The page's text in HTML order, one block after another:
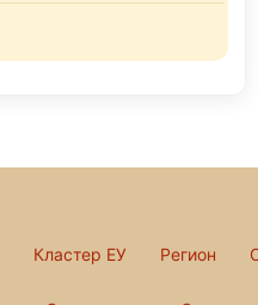
Кластер ЕУ Регион